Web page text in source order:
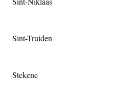
Sint-Truiden
Stekene